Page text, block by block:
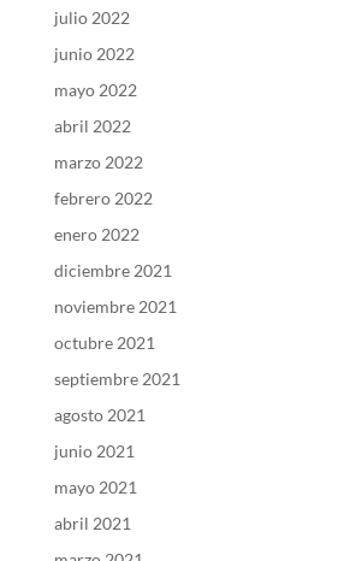
julio 2022
junio 2022
mayo 2022
abril 2022
marzo 2022
febrero 2022
enero 2022
diciembre 2021
noviembre 2021
octubre 2021
septiembre 2021
agosto 2021
junio 2021
mayo 2021
abril 2021